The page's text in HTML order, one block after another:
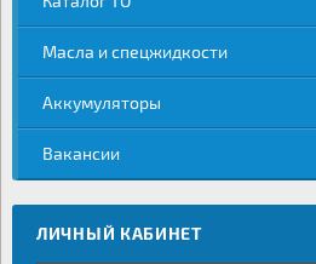
Масла и спецжидкости
Аккумуляторы
Вакансии
ЛИЧНЫЙ КАБИНЕТ